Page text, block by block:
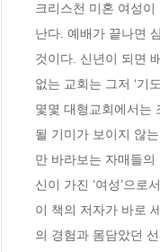
크리스천 미혼 여성
난다. 예배가 끝나면
것이다. 신년이 되면
없는 교회는 그저 ‘기
몇몇 대형교회에서는
될 기미가 보이지 않
만 바라보는 자매들
신이 가진 ‘여성’으
이 책의 저자가 바로
의 경험과 몸담았던